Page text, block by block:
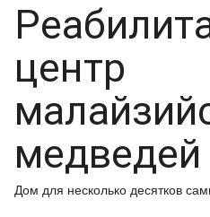
центр
медведей
Дом для несколько десятков